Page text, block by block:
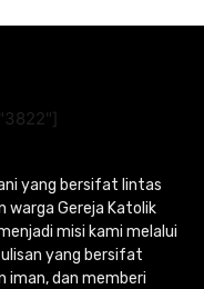
yang bersifat lintas
warga Gereja Katolik
misi kami melalui
yang bersifat
dan memberi